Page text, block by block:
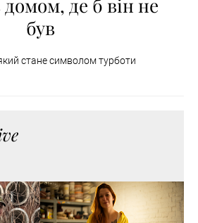
домом, де б він не
був
стане символом турботи